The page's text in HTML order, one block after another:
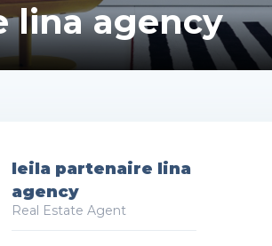
lina agency
leila partenaire lina
agency
Real Estate Agent